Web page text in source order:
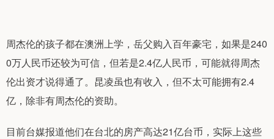
周杰伦的孩子都在澳洲上学，岳父购入百年豪宅，如果是240
0万人民币还较为可信，但若是2.4亿人民币，可能就得周杰
伦出资才说得通了。昆凌虽也有收入，但不太可能拥有2.4
亿，除非有周杰伦的资助。
目前台媒报道他们在台北的房产高达21亿台币，实际上这些